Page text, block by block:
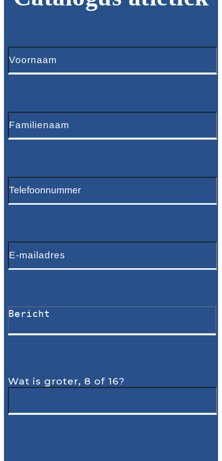
Wat is groter, 8 of 16?